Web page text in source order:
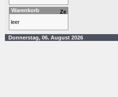
Warenkorb
leer
Donnerstag, 06. August 2026